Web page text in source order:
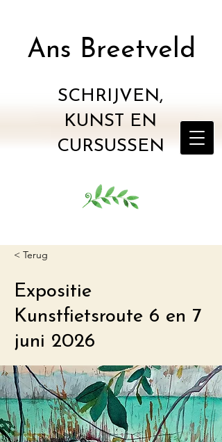
Ans Breetveld
SCHRIJVEN,
KUNST EN
CURSUSSEN
< Terug
Expositie
Kunstfietsroute 6 en 7
juni 2026